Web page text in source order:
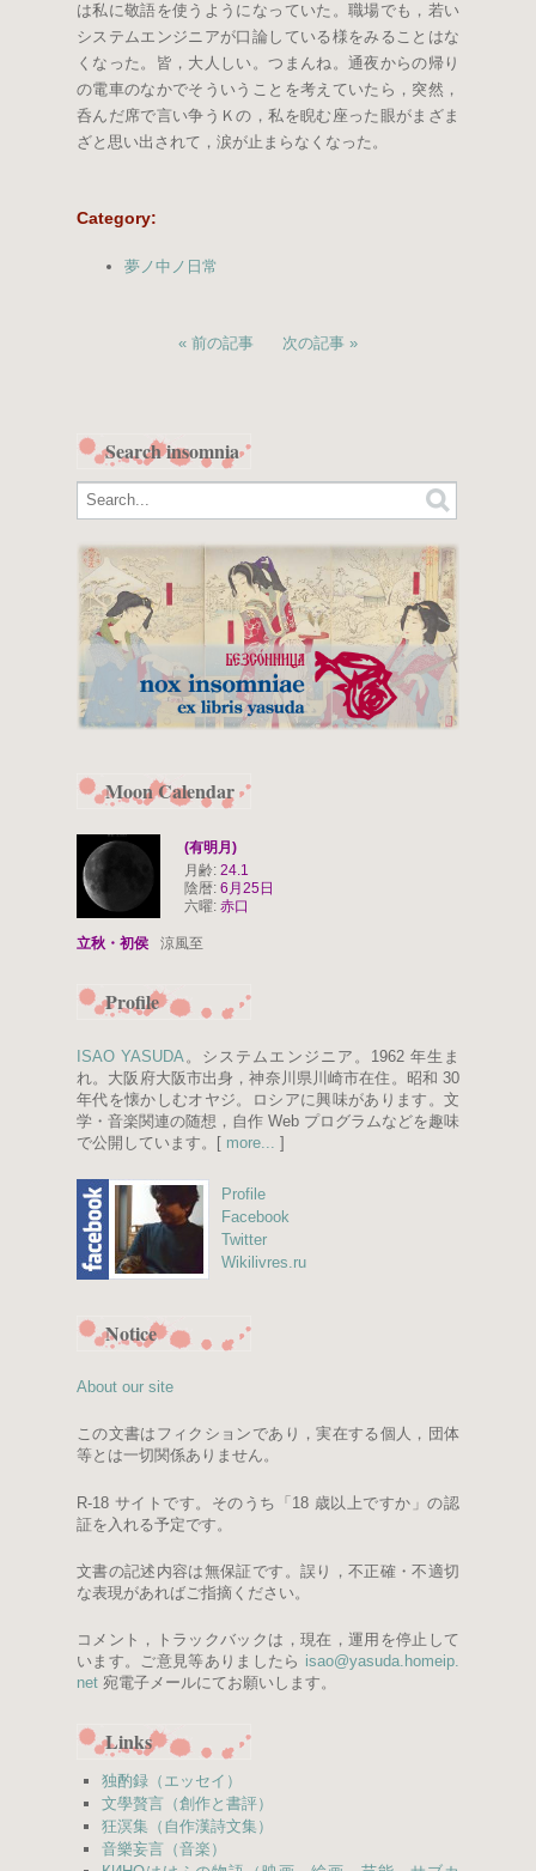
は私に敬語を使うようになっていた。職場でも，若い
システムエンジニアが口論している様をみることはな
くなった。皆，大人しい。つまんね。通夜からの帰り
の電車のなかでそういうことを考えていたら，突然，
呑んだ席で言い争うＫの，私を睨む座った眼がまざま
ざと思い出されて，涙が止まらなくなった。
Category:
夢ノ中ノ日常
前の記事 次の記事
Search insomnia
Moon Calendar
(有明月)
月齢: 24.1
陰暦: 6月25日
六曜: 赤口
立秋・初侯 涼風至
Profile
ISAO YASUDA 。システムエンジニア。1962 年生ま
れ。大阪府大阪市出身，神奈川県川崎市在住。昭和 30
年代を懐かしむオヤジ。ロシアに興味があります。文
学・音楽関連の随想，自作 Web プログラムなどを趣味
で公開しています。[ more... ]
Profile
Facebook
Twitter
Wikilivres.ru
Notice
About our site
この文書はフィクションであり，実在する個人，団体
等とは一切関係ありません。
R-18 サイトです。そのうち「18 歳以上ですか」の認
証を入れる予定です。
文書の記述内容は無保証です。誤り，不正確・不適切
な表現があればご指摘ください。
コメント，トラックバックは，現在，運用を停止して
います。ご意見等ありましたら isao@yasuda. homeip.
net 宛電子メールにてお願いします。
Links
独酌録（エッセイ）
文學贅言（創作と書評）
狂溟集（自作漢詩文集）
音樂妄言（音楽）